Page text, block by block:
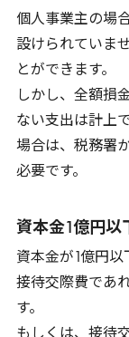
個人事業主の場
設けられていま
とができます。
しかし、全額損
ない支出は計上
場合は、税務署
必要です。
資本金 1億円以
資本金が 1億円以
接待交際費であ
す。